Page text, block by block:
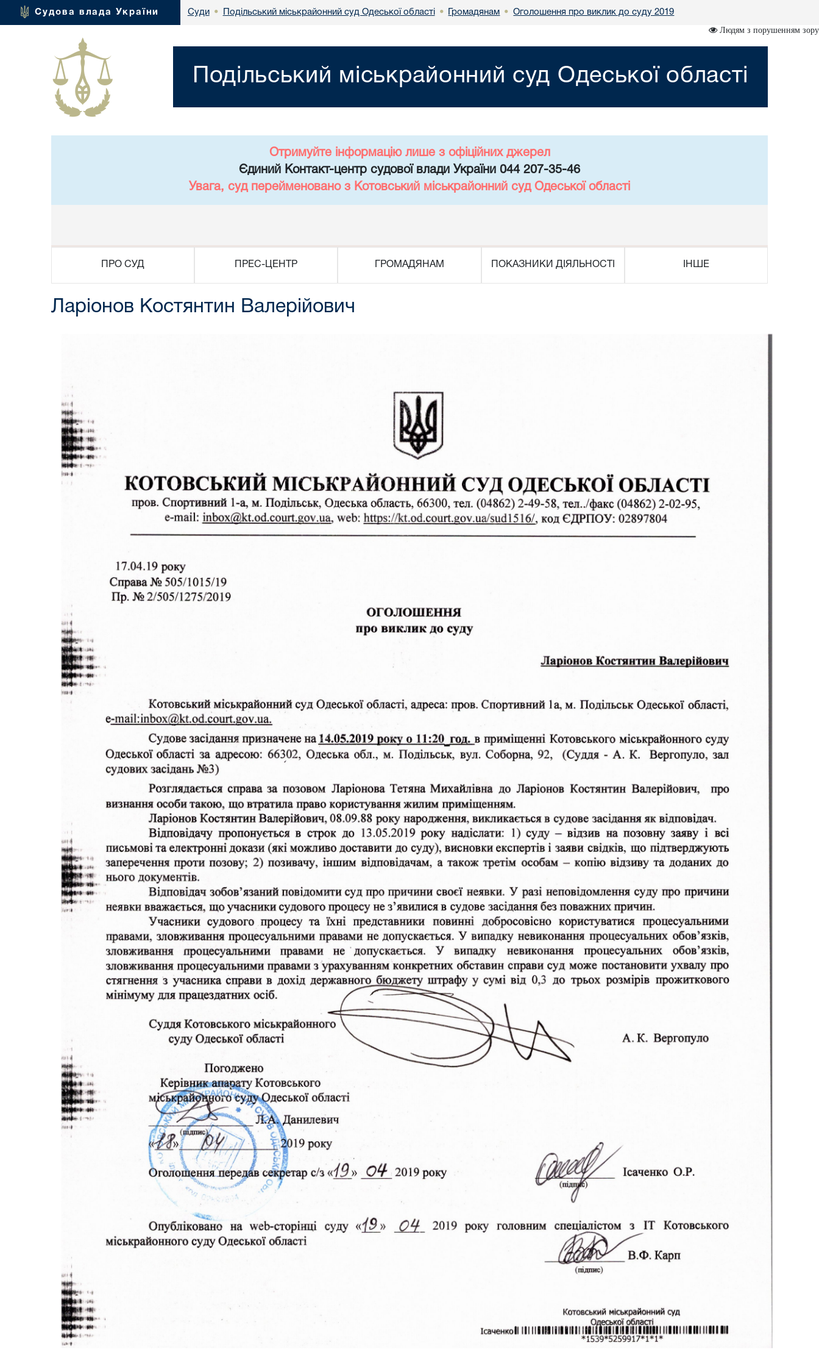
Судова влада України Суди • Подільський міськрайонний суд Одеської області • Громадянам • Оголошення про виклик до суду 2019
Людям з порушенням зору
Подільський міськрайонний суд Одеської області
Отримуйте інформацію лише з офіційних джерел
Єдиний Контакт-центр судової влади України 044 207-35-46
Увага, суд перейменовано з Котовський міськрайонний суд Одеської області
ПРО СУД ПРЕС-ЦЕНТР ГРОМАДЯНАМ ПОКАЗНИКИ ДІЯЛЬНОСТІ ІНШЕ
Ларіонов Костянтин Валерійович